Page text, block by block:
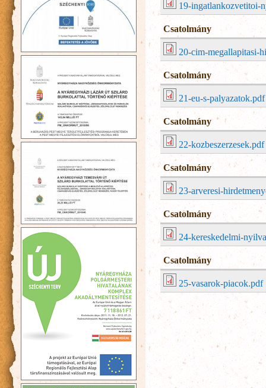
19-ingatlankozvetitoi-
Csatolmány
20-cim-megallapitasi-
Csatolmány
21-eu-s-palyazatok.pdf
Csatolmány
22-kozbeszerzesek.pdf
Csatolmány
23-arveresi-
Csatolmány
24-kereskedelmi-
Csatolmány
25-vasarok-piacok.pdf